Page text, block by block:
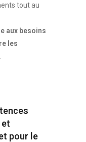
tout au
aux besoins
les
pour le